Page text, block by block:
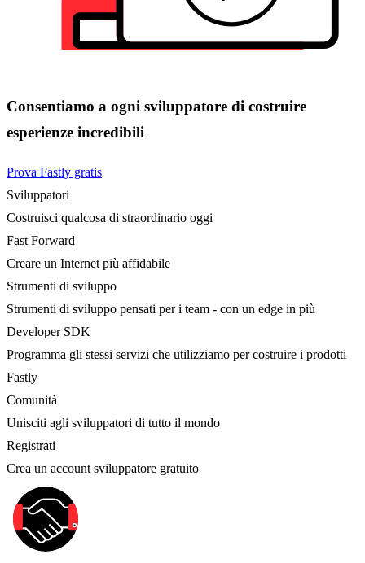
Consentiamo a ogni sviluppatore di costruire
esperienze incredibili
Prova Fastly gratis
Sviluppatori
Costruisci qualcosa di straordinario oggi
Fast Forward
Creare un Internet più affidabile
Strumenti di sviluppo
Strumenti di sviluppo pensati per i team - con un edge in più
Developer SDK
Programma gli stessi servizi che utilizziamo per costruire i prodotti
Fastly
Comunità
Unisciti agli sviluppatori di tutto il mondo
Registrati
Crea un account sviluppatore gratuito